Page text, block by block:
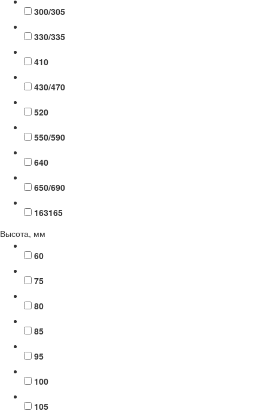
300/305
330/335
410
430/470
520
550/590
640
650/690
163165
Высота, мм
60
75
80
85
95
100
105